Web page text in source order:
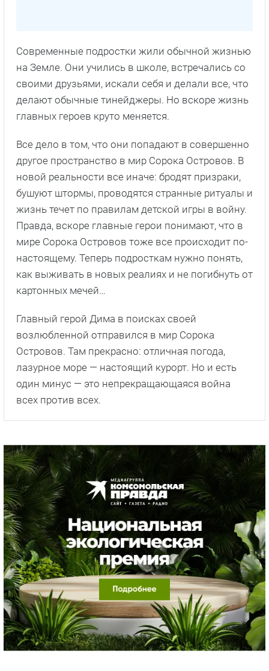
Современные подростки жили обычной жизнью
на Земле. Они учились в школе, встречались со
своими друзьями, искали себя и делали все, что
делают обычные тинейджеры. Но вскоре жизнь
главных героев круто меняется.
Все дело в том, что они попадают в совершенно
другое пространство в мир Сорока Островов. В
новой реальности все иначе: бродят призраки,
бушуют штормы, проводятся странные ритуалы и
жизнь течет по правилам детской игры в войну.
Правда, вскоре главные герои понимают, что в
мире Сорока Островов тоже все происходит по-
настоящему. Теперь подросткам нужно понять,
как выживать в новых реалиях и не погибнуть от
картонных мечей…
Главный герой Дима в поисках своей
возлюбленной отправился в мир Сорока
Островов. Там прекрасно: отличная погода,
лазурное море — настоящий курорт. Но и есть
один минус — это непрекращающаяся война
всех против всех.